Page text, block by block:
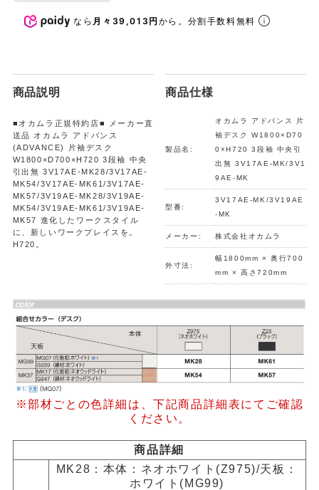
なら 月々39,013円から。分割手数料無料
商品説明
■オカムラ正規特約店■ メーカー直
送品 オカムラ アドバンス
(ADVANCE) 片袖デスク
W1800×D700×H720 3段袖 中央
引出無 3V17AE-MK28/3V17AE-
MK54/3V17AE-MK61/3V17AE-
MK57/3V19AE-MK28/3V19AE-
MK54/3V19AE-MK61/3V19AE-
MK57 進化したワークスタイル
に、新しいワークプレイスを。
H720。
商品仕様
製品名:
オカムラ アドバンス 片
袖デスク W1800×D70
0×H720 3段袖 中央引
出無 3V17AE-MK/3V1
9AE-MK
型番:
3V17AE-MK/3V19AE
-MK
メーカー: 株式会社オカムラ
外寸法:
幅1800mm × 奥行700
mm × 高さ720mm
※部材ごとの色詳細は、下記商品詳細表にてご確認
ください。
商品詳細
MK28：本体：ネオホワイト(Z975)/天板：
ホワイト(MG99)